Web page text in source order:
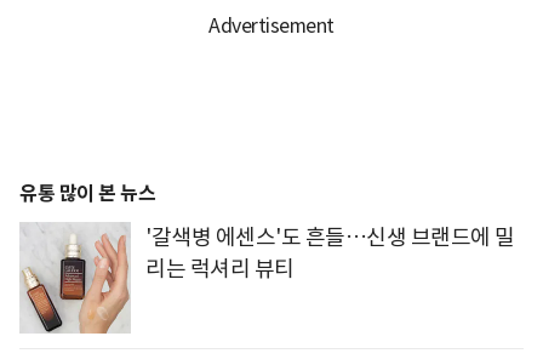
유통 많이 본 뉴스
'갈색병 에센스'도 흔들…신생 브랜드에 밀
리는 럭셔리 뷰티